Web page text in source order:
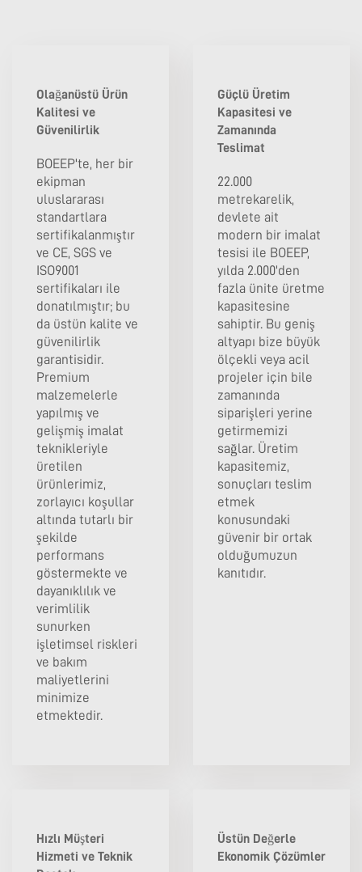
Olağanüstü Ürün
Kalitesi ve
Güvenilirlik
BOEEP'te, her bir
ekipman
uluslararası
standartlara
sertifikalanmıştır
ve CE, SGS ve
ISO9001
sertifikaları ile
donatılmıştır; bu
da üstün kalite ve
güvenilirlik
garantisidir.
Premium
malzemelerle
yapılmış ve
gelişmiş imalat
teknikleriyle
üretilen
ürünlerimiz,
zorlayıcı koşullar
altında tutarlı bir
şekilde
performans
göstermekte ve
dayanıklılık ve
verimlilik
sunurken
işletimsel riskleri
ve bakım
maliyetlerini
minimize
etmektedir.
Güçlü Üretim
Kapasitesi ve
Zamanında
Teslimat
22.000
metrekarelik,
devlete ait
modern bir imalat
tesisi ile BOEEP,
yılda 2.000'den
fazla ünite üretme
kapasitesine
sahiptir. Bu geniş
altyapı bize büyük
ölçekli veya acil
projeler için bile
zamanında
siparişleri yerine
getirmemizi
sağlar. Üretim
kapasitemiz,
sonuçları teslim
etmek
konusundaki
güvenir bir ortak
olduğumuzun
kanıtıdır.
Hızlı Müşteri
Hizmeti ve Teknik
Üstün Değerle
Ekonomik Çözümler